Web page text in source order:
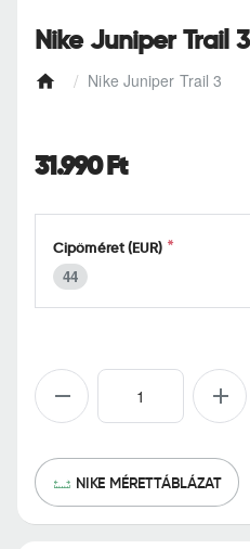
e
Nike Juniper Trail 3
Nike Juniper Trail 3
31.990 Ft
Cipőméret (EUR)
44
NIKE MÉRETTÁBLÁZAT